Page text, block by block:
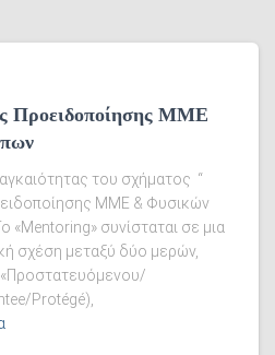
Προειδοποίησης ΜΜΕ
του σχήματος “
ΜΜΕ & Φυσικών
«Mentoring» συνίσταται σε μια
σχέση μεταξύ δύο μερών,
Protégé),